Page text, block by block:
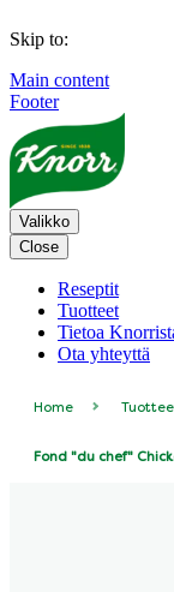
Skip to:
Main content
Footer
Valikko
Close
Reseptit
Tuotteet
Tietoa
Ota yhteyttä
Home
Fond "du chef"